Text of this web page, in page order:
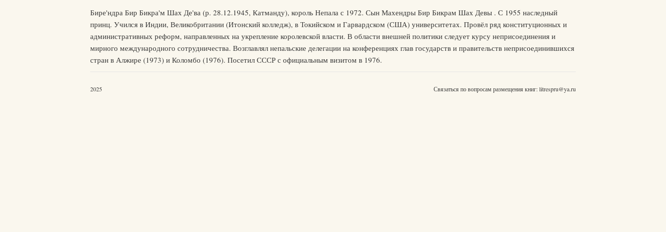
Бире'ндра Бир Бикра'м Шах Де'ва (р. 28.12.1945, Катманду), король Непала с 1972. Сын Махендры Бир Бикрам Шах Девы . С 1955 наследный
принц. Учился в Индии, Великобритании (Итонский колледж), в Токийском и Гарвардском (США) университетах. Провёл ряд конституционных и
административных реформ, направленных на укрепление королевской власти. В области внешней политики следует курсу неприсоединения и
мирного международного сотрудничества. Возглавлял непальские делегации на конференциях глав государств и правительств неприсоединившихся
стран в Алжире (1973) и Коломбо (1976). Посетил СССР с официальным визитом в 1976.
2025 Связаться по вопросам размещения книг:litrespru@ya.ru